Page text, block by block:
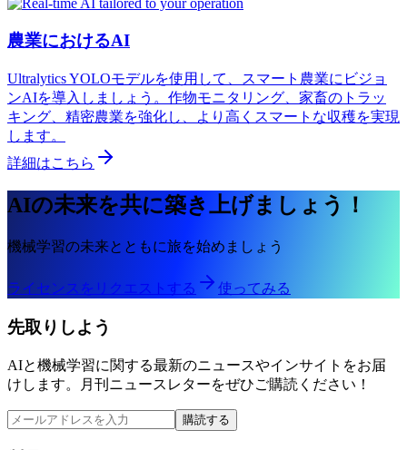
農業におけるAI
Ultralytics YOLOモデルを使用して、スマート農業にビジョ
ンAIを導入しましょう。作物モニタリング、家畜のトラッ
キング、精密農業を強化し、より高くスマートな収穫を実現
します。
詳細はこちら
AIの未来を共に築き上げましょう！
機械学習の未来とともに旅を始めましょう
ライセンスをリクエストする 使ってみる
先取りしよう
AIと機械学習に関する最新のニュースやインサイトをお届
けします。月刊ニュースレターをぜひご購読ください！
購読する